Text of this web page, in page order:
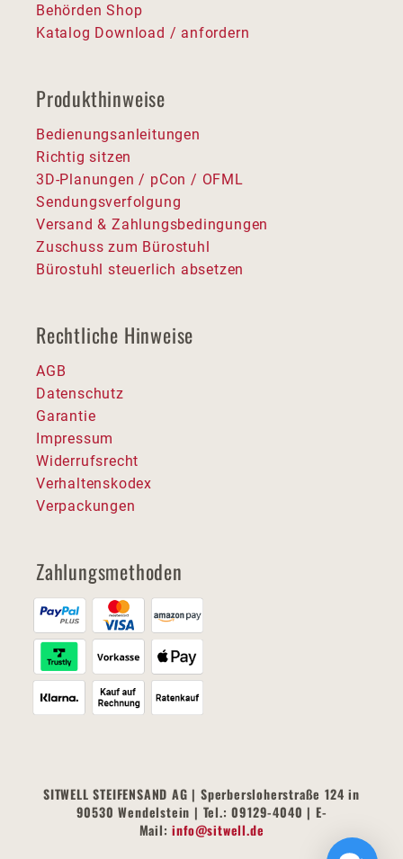
Behörden Shop
Katalog Download / anfordern
Produkthinweise
Bedienungsanleitungen
Richtig sitzen
3D-Planungen / pCon / OFML
Sendungsverfolgung
Versand & Zahlungsbedingungen
Zuschuss zum Bürostuhl
Bürostuhl steuerlich absetzen
Rechtliche Hinweise
AGB
Datenschutz
Garantie
Impressum
Widerrufsrecht
Verhaltenskodex
Verpackungen
Zahlungsmethoden
SITWELL STEIFENSAND AG | Sperbersloherstraße 124 in
90530 Wendelstein | Tel.: 09129-4040 | E-
Mail:info@sitwell.de